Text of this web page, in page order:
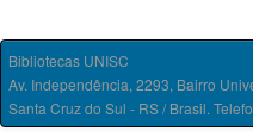
Bibliotecas UNISC
Av. Independência, 2293, Bairro
Santa Cruz do Sul - RS / Brasil.